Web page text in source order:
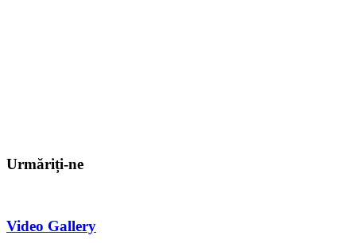
Urmăriți-ne
Video Gallery